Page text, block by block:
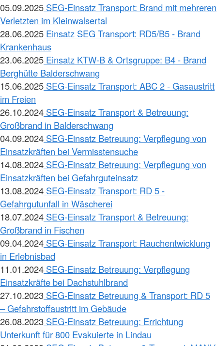
05.09.2025 SEG-Einsatz Transport: Brand mit mehreren
Verletzten im Kleinwalsertal
28.06.2025 Einsatz SEG Transport: RD5/B5 - Brand
Krankenhaus
23.06.2025 Einsatz KTW-B & Ortsgruppe: B4 - Brand
Berghütte Balderschwang
15.06.2025 SEG-Einsatz Transport: ABC 2 - Gasaustritt
im Freien
26.10.2024 SEG-Einsatz Transport & Betreuung:
Großbrand in Balderschwang
04.09.2024 SEG-Einsatz Betreuung: Verpflegung von
Einsatzkräften bei Vermisstensuche
14.08.2024 SEG-Einsatz Betreuung: Verpflegung von
Einsatzkräften bei Gefahrguteinsatz
13.08.2024 SEG-Einsatz Transport: RD 5 -
Gefahrgutunfall in Wäscherei
18.07.2024 SEG-Einsatz Transport & Betreuung:
Großbrand in Fischen
09.04.2024 SEG-Einsatz Transport: Rauchentwicklung
in Erlebnisbad
11.01.2024 SEG-Einsatz Betreuung: Verpflegung
Einsatzkräfte bei Dachstuhlbrand
27.10.2023 SEG-Einsatz Betreuung & Transport: RD 5
– Gefahrstoffaustritt im Gebäude
26.08.2023 SEG-Einsatz Betreuung: Errichtung
Unterkunft für 800 Evakuierte in Lindau